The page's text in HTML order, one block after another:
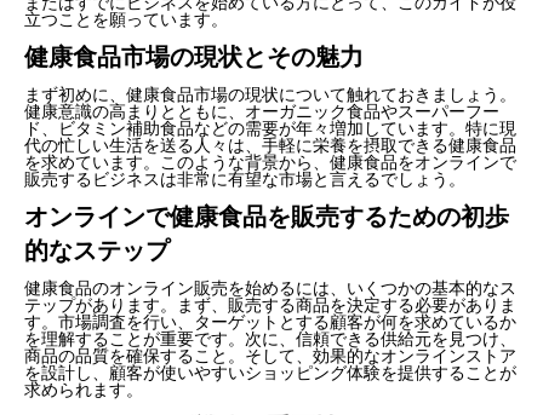
立つことを願っています。
健康食品市場の現状とその魅力
まず初めに、健康食品市場の現状について触れておきましょう。
健康意識の高まりとともに、オーガニック食品やスーパーフー
ド、ビタミン補助食品などの需要が年々増加しています。特に現
代の忙しい生活を送る人々は、手軽に栄養を摂取できる健康食品
を求めています。このような背景から、健康食品をオンラインで
販売するビジネスは非常に有望な市場と言えるでしょう。
オンラインで健康食品を販売するための初歩
的なステップ
健康食品のオンライン販売を始めるには、いくつかの基本的なス
テップがあります。まず、販売する商品を決定する必要がありま
す。市場調査を行い、ターゲットとする顧客が何を求めているか
を理解することが重要です。次に、信頼できる供給元を見つけ、
商品の品質を確保すること。そして、効果的なオンラインストア
を設計し、顧客が使いやすいショッピング体験を提供することが
求められます。